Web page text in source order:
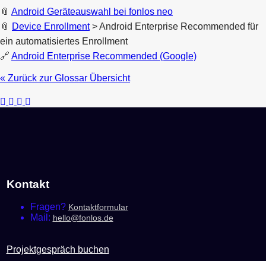
📎 Android Geräteauswahl bei fonlos neo
📎 Device Enrollment> Android Enterprise Recommended für
ein automatisiertes Enrollment
🔗 Android Enterprise Recommended (Google)
« Zurück zur Glossar Übersicht
Kontakt
Fragen? Kontaktformular
Mail: hello@fonlos.de
Projektgespräch buchen